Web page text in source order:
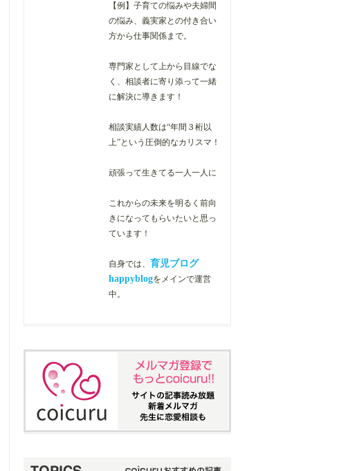
【例】子育ての悩みや夫婦間
の悩み、 義実家との付き合い
方から仕事関係まで。
専門家として上から目線でな
く、相談者に寄り添って一緒
に解決に導きます！
相談実績人数は“年間３桁以
上”という圧倒的なカリスマ！
頑張って生きてる一人一人に
これからの未来を明るく前向
きになってもらいたいと思っ
ています！
自身では、 育児ブログ
happyblogをメインで運営
中。